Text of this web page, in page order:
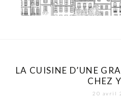
LA CUISINE D’UNE
CHEZ
20 avril